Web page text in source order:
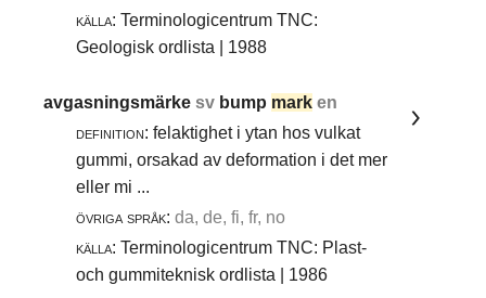
källa: Terminologicentrum TNC:
Geologisk ordlista | 1988
avgasningsmärkesv bump mark en
definition: felaktighet i ytan hos vulkat
gummi, orsakad av deformation i det mer
eller mi ...
övriga språk: da, de, fi, fr, no
källa: Terminologicentrum TNC: Plast-
och gummiteknisk ordlista | 1986